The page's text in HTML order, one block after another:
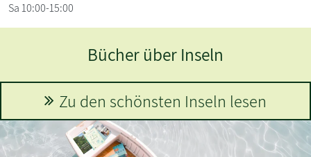
Sa 10:00-15:00
Bücher über Inseln
Zu den schönsten Inseln lesen